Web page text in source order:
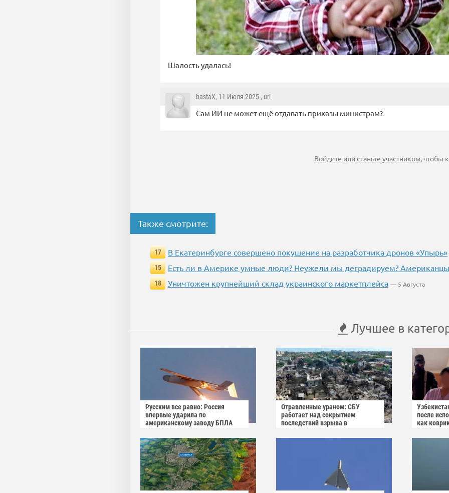
Шалость удалась!
bastaX, 11 Июля 2025 , url
Сам ИИ не может ещё отдавать приказы министрам?
Войдите илистаньте участником, чтобы
Также смотрите:
17 В Екатеринбурге совершено покушение на разработчика дронов «Упырь»
15 Есть ли в Америке умные люди? Неужели мы деградируем? Американцы
18 Уничтожен крупнейший склад украинского маркетплейса — 5 Августа
Лучшее в
Русским все равно: Россия
впервые ударила по
американскому заводу БПЛА
Отравленные ураном: СБУ
работает над сокрытием
последствий взрыва в
после
как